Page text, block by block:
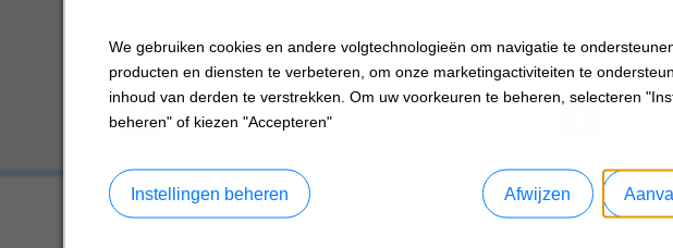
We gebruiken cookies en andere volgtechnologieën om navigatie te
producten en diensten te verbeteren, om onze marketingactiviteiten te
inhoud van derden te verstrekken. Om uw voorkeuren te beheren, selecteren
beheren" of kiezen "Accepteren"
Afwijzen
Instellingen beheren